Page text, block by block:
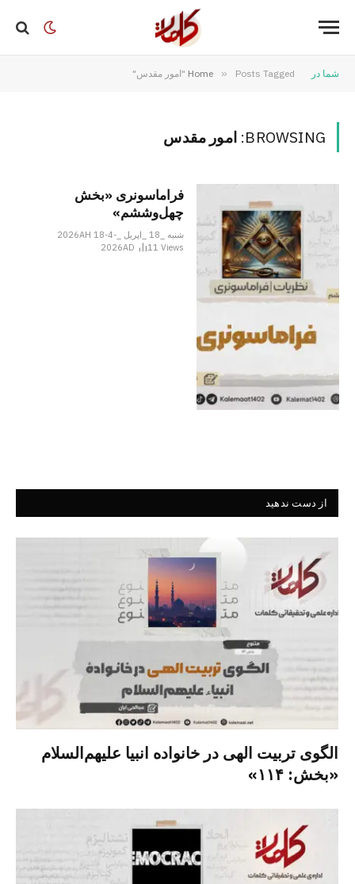
شما در Home » Posts Tagged "امور مقدس"
BROWSING: امور مقدس
فراماسونری «بخش
چهل‌وششم»
شنبه _18 _اپریل _2026AH 18-4-
2026AD
11Views
از دست ندهید
الگوی تربیت الهی در خانواده انبیا‌‌ علیهم‌السلام
«بخش: ۱۱۴»